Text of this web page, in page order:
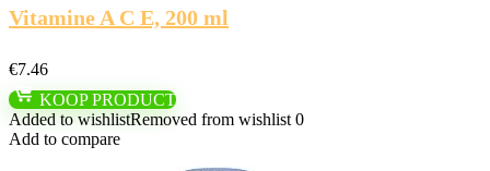
Vitamine A C E, 200 ml
€7.46
KOOP PRODUCT
Added to wishlistRemoved from wishlist 0
Add to compare